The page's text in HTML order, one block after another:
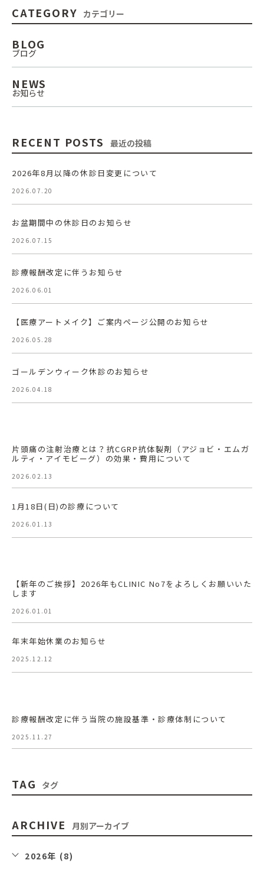
CATEGORY カテゴリー
BLOG
ブログ
NEWS
お知らせ
RECENT POSTS 最近の投稿
2026年8月以降の休診日変更について
2026.07.20
お盆期間中の休診日のお知らせ
2026.07.15
診療報酬改定に伴うお知らせ
2026.06.01
【医療アートメイク】ご案内ページ公開のお知らせ
2026.05.28
ゴールデンウィーク休診のお知らせ
2026.04.18
片頭痛の注射治療とは？抗CGRP抗体製剤（アジョビ・エムガ
ルティ・アイモビーグ）の効果・費用について
2026.02.13
1月18日(日)の診療について
2026.01.13
【新年のご挨拶】2026年もCLINIC No7をよろしくお願いいた
します
2026.01.01
年末年始休業のお知らせ
2025.12.12
診療報酬改定に伴う当院の施設基準・診療体制について
2025.11.27
TAG タグ
ARCHIVE 月別アーカイブ
2026年 (8)